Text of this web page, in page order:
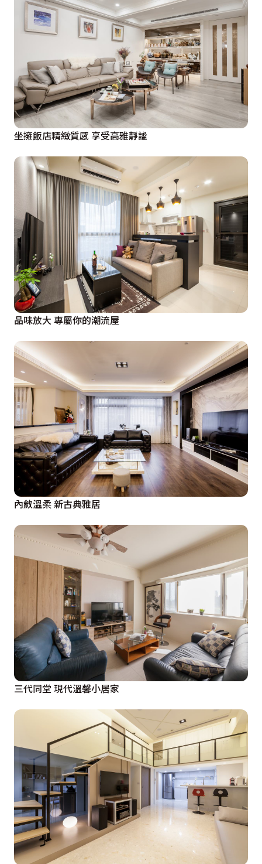
坐擁飯店精緻質感 享受高雅靜謐
品味放大 專屬你的潮流屋
內斂溫柔 新古典雅居
三代同堂 現代溫馨小居家